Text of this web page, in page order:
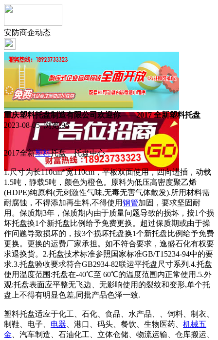
安防商企动态
重庆塑料托盘制造有限公司欢迎你——2017 全新塑料托盘
2023-08-05 浏览:96
2017全新塑料托盘—托盘中心
1.尺寸为长110cm*宽110cm，平板双面使用，四向进插，动载
1.5吨，静载5吨，颜色为橙色。原料为低压高密度聚乙烯
(HDPE)纯原料(无刺激性气味,无毒无害气体散发).所用材料需
耐腐蚀，不得添加再生料,不得使用钢管加固，要求坚固耐
用。保质期3年，保质期内由于质量问题导致的损坏，按1个损
坏托盘换1个新托盘比例给予免费更换。超过保质期或由于操
作问题导致损坏的，按3个损坏托盘换1个新托盘比例给予免费
更换。更换的运费厂家承担。如不符合要求，逸盛石化有权要
求退换货。2.托盘技术标准参照国家标准GB/T15234-94中的要
求.3.托盘验收要求符合GB2934-82联运平托盘尺寸系列.4.托盘
使用温度范围:托盘在-40℃至 60℃的温度范围内正常使用.5.外
观:托盘表面应平整无飞边、无影响使用的裂纹和变形,单个托
盘上不得有明显色差,同批产品色泽一致.
塑料托盘适应于化工、石化、食品、水产品、、饲料、制衣、
制鞋、电子、 电器 、港口、码头、餐饮、生物医药、 机械五
金 、汽车制造、石油化工、立体仓储、物流运输、仓库搬运、